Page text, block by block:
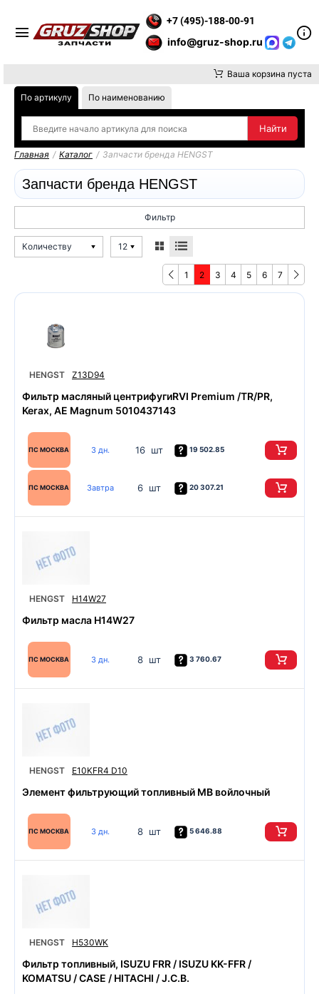
+7 (495)-188-00-91
info@gruz-shop.ru
Ваша корзина пуста
По артикулу По наименованию
Главная / Каталог / Запчасти бренда HENGST
Запчасти бренда HENGST
Фильтр
Количеству 12
1 2 3 4 5 6 7
HENGST Z13D94
Фильтр масляный центрифугиRVI Premium /TR/PR,
Kerax, AE Magnum 5010437143
ПС МОСКВА 3 дн. 16 шт 19 502.85
ПС МОСКВА Завтра 6 шт 20 307.21
HENGST H14W27
Фильтр масла H14W27
ПС МОСКВА 3 дн. 8 шт 3 760.67
HENGST E10KFR4 D10
Элемент фильтрующий топливный MB войлочный
ПС МОСКВА 3 дн. 8 шт 5 646.88
HENGST H530WK
Фильтр топливный, ISUZU FRR / ISUZU KK-FFR /
KOMATSU / CASE / HITACHI / J.C.B.